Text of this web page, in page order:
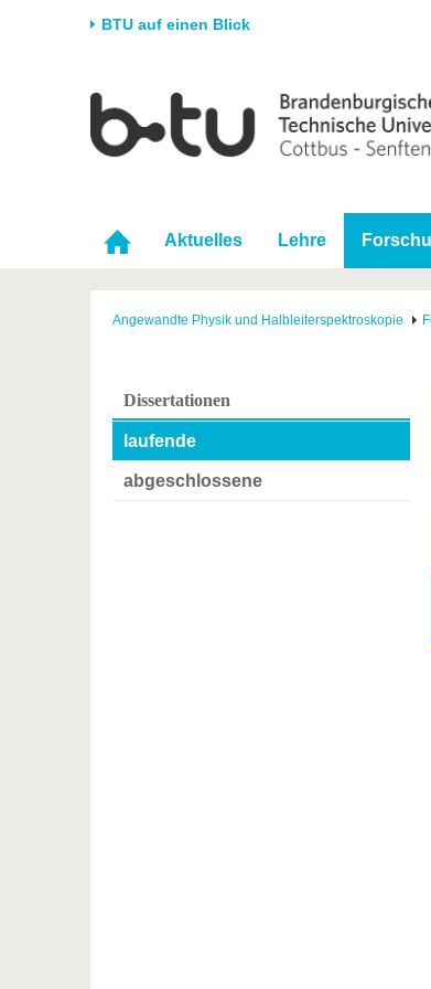
BTU auf einen Blick
Universität
Karriere & Engagement
Partnerschaften &
Strukturwandel
Forschung
Förderung
Wissenschaftlicher
Nachwuchs
Aktuelles Lehre
Angewandte Physik und Halbleiterspektroskopie
Dissertationen
laufende
abgeschlossene